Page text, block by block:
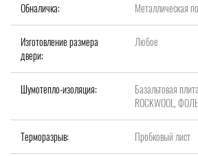
Обналичка: Металлическая
Изготовление размера
двери:
Любое
Шумотепло-изоляция:
Базальтовая
ROCKWOOL,
Терморазрыв: Пробковый лист